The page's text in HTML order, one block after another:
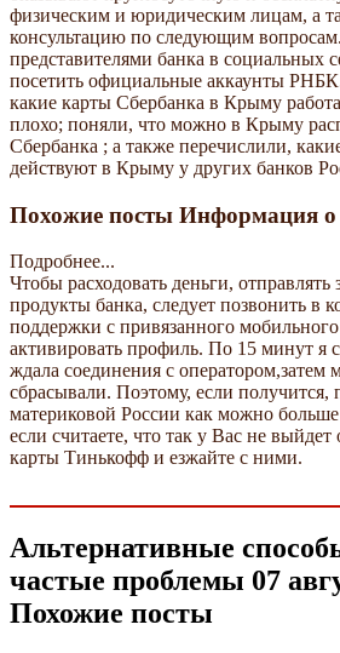
физическим и юридическим лицам, а
консультацию по следующим
представителями банка в социальных
посетить официальные аккаунты
какие карты Сбербанка в Крыму
плохо; поняли, что можно в Крыму
Сбербанка ; а также перечислили,
действуют в Крыму у других банков
Похожие посты Информация
Подробнее...
Чтобы расходовать деньги, отправлять
продукты банка, следует позвонить в
поддержки с привязанного
активировать профиль. По 15 минут я
ждала соединения с оператором,затем
сбрасывали. Поэтому, если получится,
материковой России как можно
если считаете, что так у Вас не
карты Тинькофф и езжайте с ними.
Альтернативные
частые проблемы 07
Похожие посты